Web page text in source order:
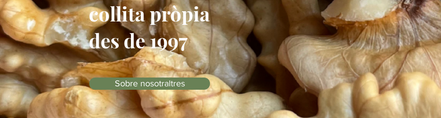
collita pròpia
des de 1997
Sobre nosotraltres